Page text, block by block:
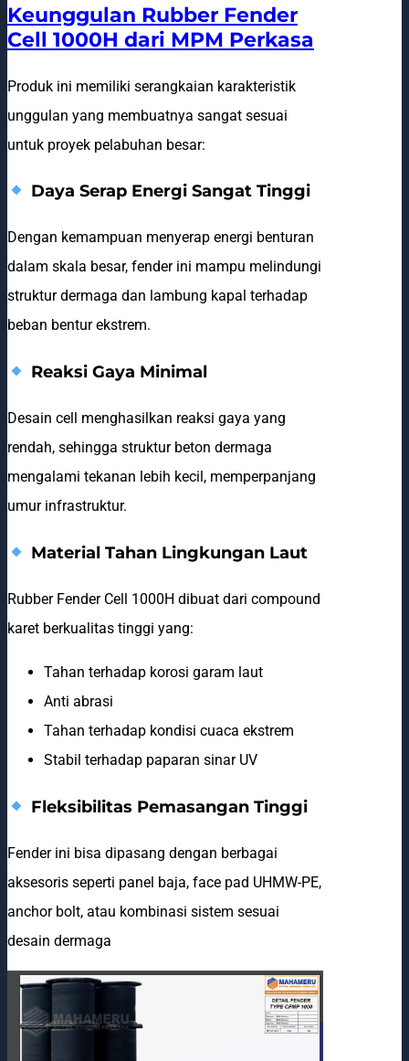
Keunggulan Rubber Fender
Cell 1000H dari MPM Perkasa
Produk ini memiliki serangkaian karakteristik
unggulan yang membuatnya sangat sesuai
untuk proyek pelabuhan besar:
Daya Serap Energi Sangat Tinggi
Dengan kemampuan menyerap energi benturan
dalam skala besar, fender ini mampu melindungi
struktur dermaga dan lambung kapal terhadap
beban bentur ekstrem.
Reaksi Gaya Minimal
Desain cell menghasilkan reaksi gaya yang
rendah, sehingga struktur beton dermaga
mengalami tekanan lebih kecil, memperpanjang
umur infrastruktur.
Material Tahan Lingkungan Laut
Rubber Fender Cell 1000H dibuat dari compound
karet berkualitas tinggi yang:
Tahan terhadap korosi garam laut
Anti abrasi
Tahan terhadap kondisi cuaca ekstrem
Stabil terhadap paparan sinar UV
Fleksibilitas Pemasangan Tinggi
Fender ini bisa dipasang dengan berbagai
aksesoris seperti panel baja, face pad UHMW-PE,
anchor bolt, atau kombinasi sistem sesuai
desain dermaga